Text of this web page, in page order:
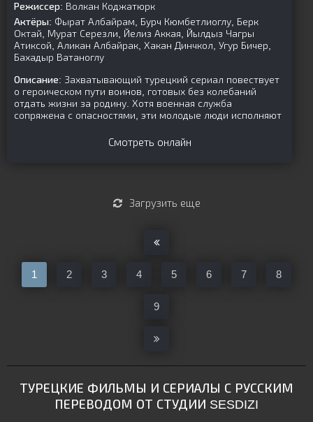
ТУРЕЦКИЕ ФИЛЬМЫ И СЕРИАЛЫ С РУССКИМ
ПЕРЕВОДОМ ОТ СТУДИИ SESDIZI
Режиссер: Волкан Коджатюрк
Актёры: Фырат Албайрам, Бурч Кюмбетлиоглу, Берк
Октай, Мурат Серезли, Йелиз Аккая, Йылдыз Чагры
Атиксой, Аликан Албайрак, Хакан Динчкол, Угур Бичер,
Бахадыр Ватаноглу
Описание: Захватывающий турецкий сериал повествует
о героическом пути воинов, готовых без колебаний
отдать жизни за родину. Хотя военная служба
сопряжена с опасностями, эти молодые люди исполняют
Смотреть онлайн
Загрузить еще
1 2 3 4 5 6 7 8
9